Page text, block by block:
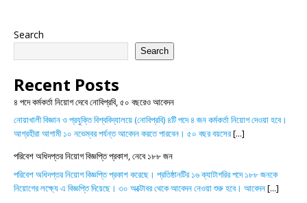
Search
Search
Recent Posts
৪ পদে কর্মকর্তা নিয়োগ দেবে নোবিপ্রবি, ৫০ বছরেও আবেদন
নোয়াখালী বিজ্ঞান ও প্রযুক্তি বিশ্ববিদ্যালয়ে (নোবিপ্রবি) ৪টি পদে ৪ জন কর্মকর্তা নিয়োগ দেওয়া হবে।
আগ্রহীরা আগামী ১০ নভেম্বর পর্যন্ত আবেদন করতে পারবেন। ৫০ বছর বয়সের[...]
পরিবেশ অধিদপ্তর নিয়োগ বিজ্ঞপ্তি প্রকাশ, নেবে ১৮৮ জন
পরিবেশ অধিদপ্তর নিয়োগ বিজ্ঞপ্তি প্রকাশ করেছে। প্রতিষ্ঠানটির ১৬ ক্যাটাগরির পদে ১৮৮ জনকে
নিয়োগের লক্ষ্যে এ বিজ্ঞপ্তি দিয়েছে। ৩০ অক্টোবর থেকে আবেদন নেওয়া শুরু হবে। আবেদন[...]